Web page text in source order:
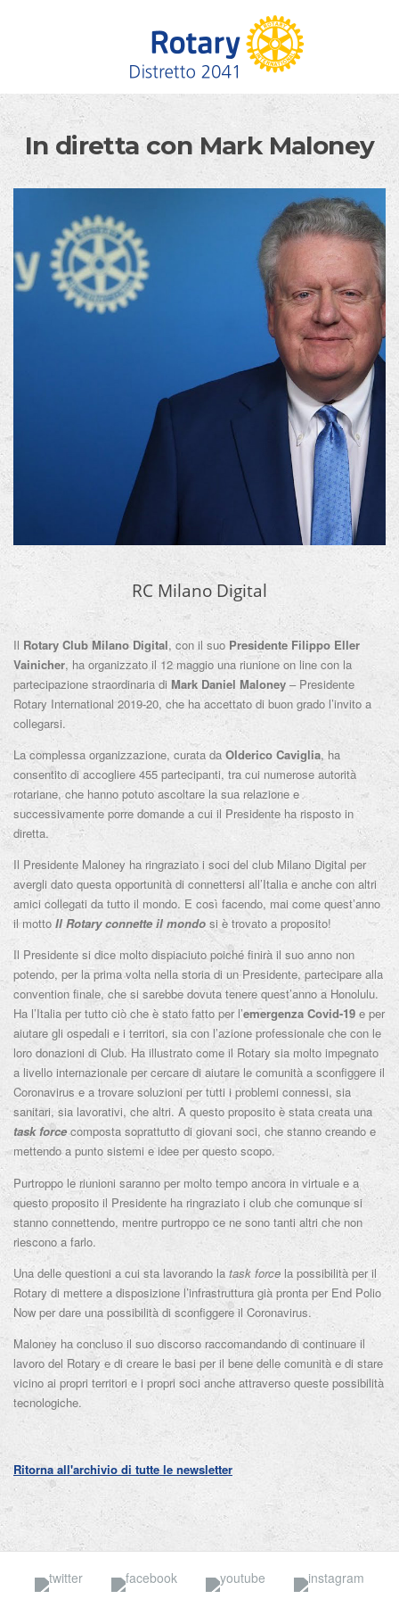
In diretta con Mark Maloney
RC Milano Digital
Il Rotary Club Milano Digital, con il suo Presidente Filippo Eller
Vainicher, ha organizzato il 12 maggio una riunione on line con la
partecipazione straordinaria di Mark Daniel Maloney – Presidente
Rotary International 2019-20, che ha accettato di buon grado l’invito a
collegarsi.
La complessa organizzazione, curata da Olderico Caviglia, ha
consentito di accogliere 455 partecipanti, tra cui numerose autorità
rotariane, che hanno potuto ascoltare la sua relazione e
successivamente porre domande a cui il Presidente ha risposto in
diretta.
Il Presidente Maloney ha ringraziato i soci del club Milano Digital per
avergli dato questa opportunità di connettersi all’Italia e anche con altri
amici collegati da tutto il mondo. E così facendo, mai come quest’anno
il motto Il Rotary connette il mondo si è trovato a proposito!
Il Presidente si dice molto dispiaciuto poiché finirà il suo anno non
potendo, per la prima volta nella storia di un Presidente, partecipare alla
convention finale, che si sarebbe dovuta tenere quest’anno a Honolulu.
Ha l’Italia per tutto ciò che è stato fatto per l’emergenza Covid-19 e per
aiutare gli ospedali e i territori, sia con l’azione professionale che con le
loro donazioni di Club. Ha illustrato come il Rotary sia molto impegnato
a livello internazionale per cercare di aiutare le comunità a sconfiggere il
Coronavirus e a trovare soluzioni per tutti i problemi connessi, sia
sanitari, sia lavorativi, che altri. A questo proposito è stata creata una
task forcecomposta soprattutto di giovani soci, che stanno creando e
mettendo a punto sistemi e idee per questo scopo.
Purtroppo le riunioni saranno per molto tempo ancora in virtuale e a
questo proposito il Presidente ha ringraziato i club che comunque si
stanno connettendo, mentre purtroppo ce ne sono tanti altri che non
riescono a farlo.
Una delle questioni a cui sta lavorando la task force la possibilità per il
Rotary di mettere a disposizione l’infrastruttura già pronta per End Polio
Now per dare una possibilità di sconfiggere il Coronavirus.
Maloney ha concluso il suo discorso raccomandando di continuare il
lavoro del Rotary e di creare le basi per il bene delle comunità e di stare
vicino ai propri territori e i propri soci anche attraverso queste possibilità
tecnologiche.
Ritorna all'archivio di tutte le newsletter
Twitter Facebook YouTube